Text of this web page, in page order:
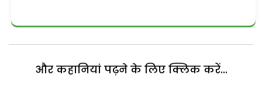
और कहानियां पढ़ने के लिए क्लिक करें...